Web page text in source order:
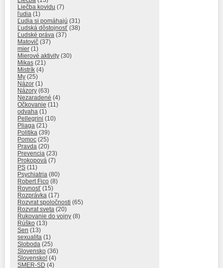
Liečba kovidu (7)
ľudia (1)
Ľudia si pomáhajú (31)
Ľudská dôstojnosť (38)
Ľudské práva (37)
Matovič (37)
mier (1)
Mierové aktivity (30)
Mikas (21)
Mistrík (4)
My (25)
Názor (1)
Názory (63)
Nezaradené (4)
Očkovanie (11)
odvaha (1)
Pellegrini (10)
Pliaga (21)
Politika (39)
Pomoc (25)
Pravda (20)
Prevencia (23)
Prokopová (7)
PS (11)
Psychiatria (80)
Robert Fico (8)
Rovnosť (15)
Rozprávka (17)
Rozvrat spoločnosti (65)
Rozvrat sveta (20)
Rukovanie do vojny (8)
Rúško (13)
Sen (13)
sexualita (1)
Sloboda (25)
Slovensko (36)
Slovensko! (4)
SMER-SD (4)